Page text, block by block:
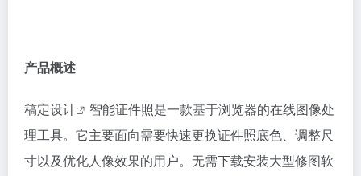
产品概述
稿定设计
智能证件照是一款基于浏览器的在线图像处
理工具。它主要面向需要快速更换证件照底色、调整尺
寸以及优化人像效果的用户。无需下载安装大型修图软